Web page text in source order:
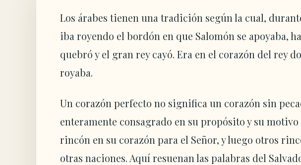
Los árabes tienen una tradición según la cual,
iba royendo el bordón en que Salomón se apoyaba,
quebró y el gran rey cayó. Era en el corazón del rey
royaba.
Un corazón perfecto no significa un corazón sin
enteramente consagrado en su propósito y su
rincón en su corazón para el Señor, y luego otros
otras naciones. Aquí resuenan las palabras del